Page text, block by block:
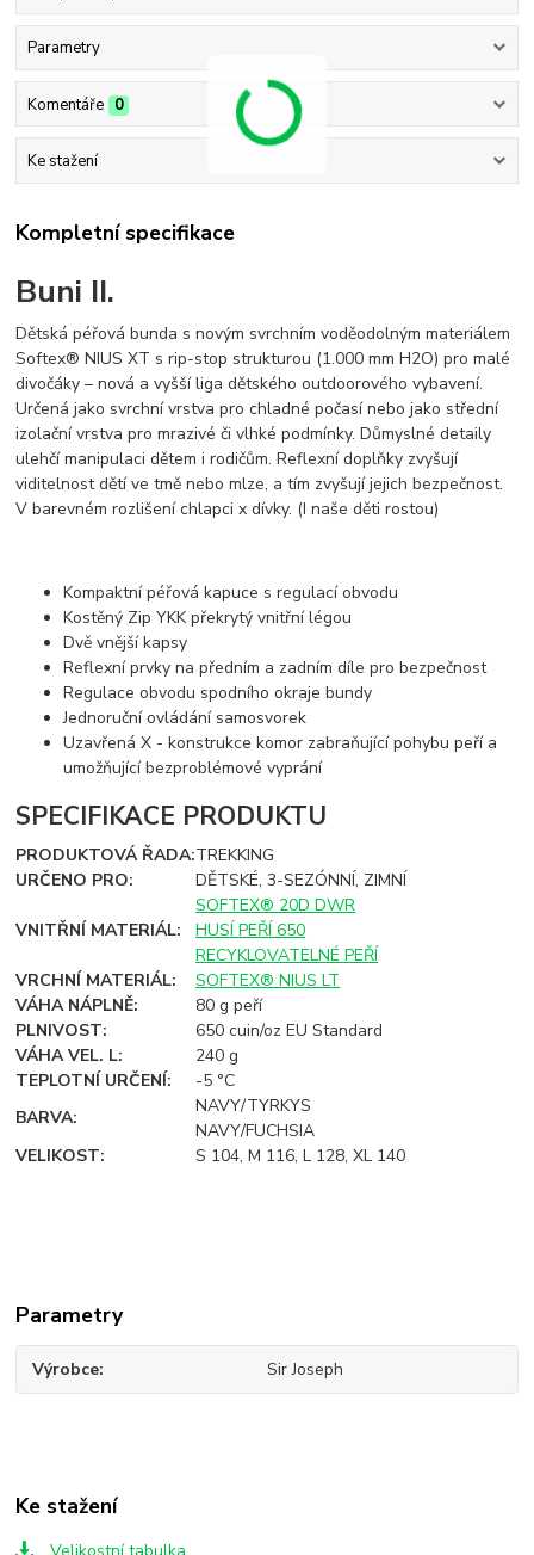
Parametry
Komentáře 0
Ke stažení
Kompletní specifikace
Buni II.
Dětská péřová bunda s novým svrchním voděodolným materiálem
Softex® NIUS XT s rip-stop strukturou (1.000 mm H2O) pro malé
divočáky – nová a vyšší liga dětského outdoorového vybavení.
Určená jako svrchní vrstva pro chladné počasí nebo jako střední
izolační vrstva pro mrazivé či vlhké podmínky. Důmyslné detaily
ulehčí manipulaci dětem i rodičům. Reflexní doplňky zvyšují
viditelnost dětí ve tmě nebo mlze, a tím zvyšují jejich bezpečnost.
V barevném rozlišení chlapci x dívky. (I naše děti rostou)
Kompaktní péřová kapuce s regulací obvodu
Kostěný Zip YKK překrytý vnitřní légou
Dvě vnější kapsy
Reflexní prvky na předním a zadním díle pro bezpečnost
Regulace obvodu spodního okraje bundy
Jednoruční ovládání samosvorek
Uzavřená X - konstrukce komor zabraňující pohybu peří a
umožňující bezproblémové vyprání
SPECIFIKACE PRODUKTU
PRODUKTOVÁ ŘADA:TREKKING
URČENO PRO:
DĚTSKÉ, 3-SEZÓNNÍ, ZIMNÍ
VNITŘNÍ MATERIÁL:
SOFTEX® 20D DWR
HUSÍ PEŘÍ 650
RECYKLOVATELNÉ PEŘÍ
VRCHNÍ MATERIÁL:
SOFTEX® NIUS LT
VÁHA NÁPLNĚ:
80 g peří
PLNIVOST:
650 cuin/oz EU Standard
VÁHA VEL. L:
240 g
TEPLOTNÍ URČENÍ:
-5 °C
BARVA:
NAVY/TYRKYS
NAVY/FUCHSIA
VELIKOST:
S 104, M 116, L 128, XL 140
Parametry
Výrobce Sir Joseph
Ke stažení